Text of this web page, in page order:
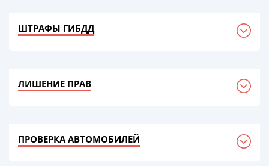
ШТРАФЫ ГИБДД
ЛИШЕНИЕ ПРАВ
ПРОВЕРКА АВТОМОБИЛЕЙ